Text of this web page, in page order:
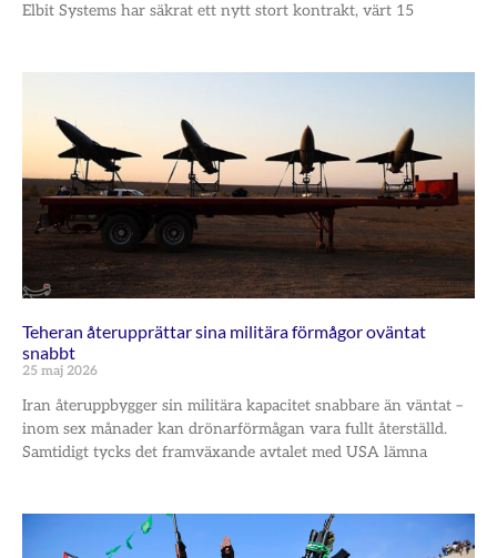
Elbit Systems har säkrat ett nytt stort kontrakt, värt 15
Teheran återupprättar sina militära förmågor oväntat
snabbt
25 maj 2026
Iran återuppbygger sin militära kapacitet snabbare än väntat –
inom sex månader kan drönarförmågan vara fullt återställd.
Samtidigt tycks det framväxande avtalet med USA lämna